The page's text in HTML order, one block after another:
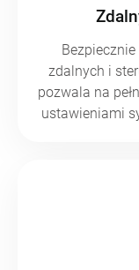
zdalnych i
pozwala na
ustawieniami